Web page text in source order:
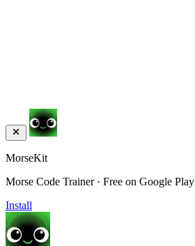
MorseKit
Morse Code Trainer · Free on Google Play
Install